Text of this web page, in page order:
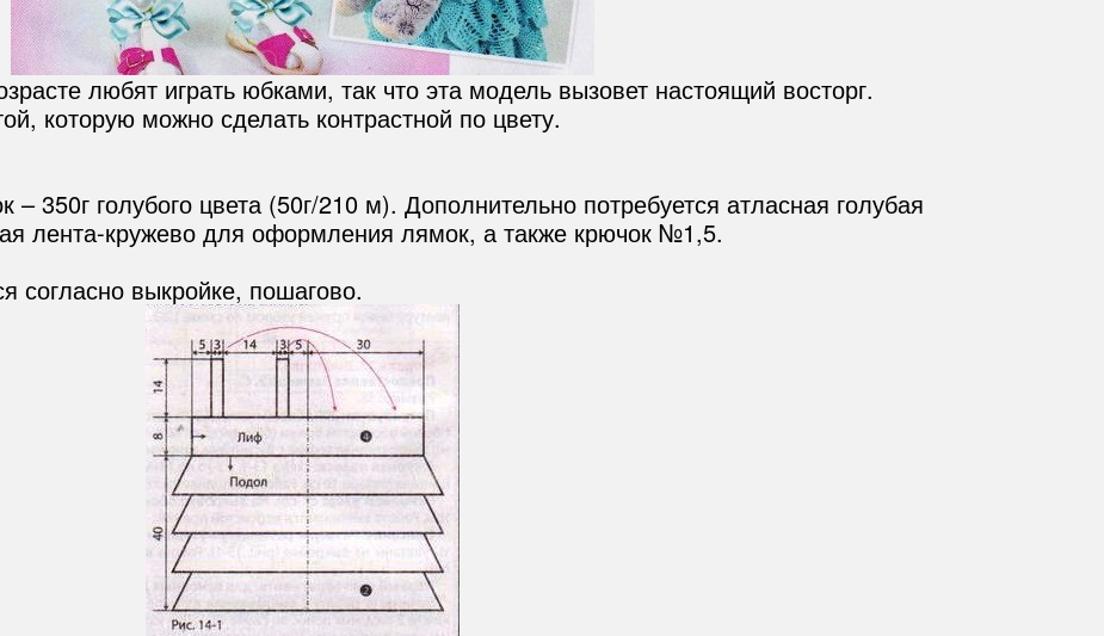
любят играть юбками, так что эта модель вызовет настоящий восторг.
которую можно сделать контрастной по цвету.
– 350г голубого цвета (50г/210 м). Дополнительно потребуется атласная голубая
лента-кружево для оформления лямок, а также крючок №1,5.
согласно выкройке, пошагово.